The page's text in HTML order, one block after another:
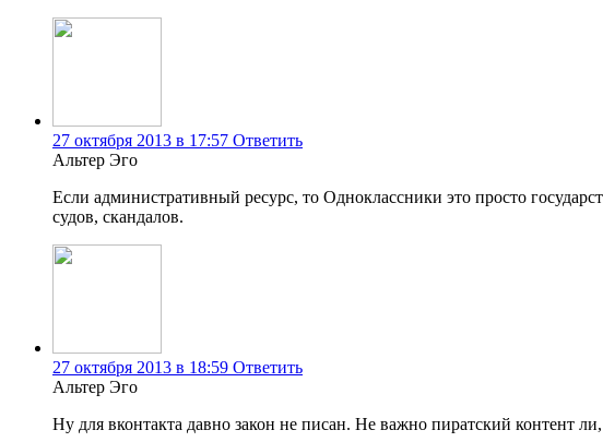
27 октября 2013 в 17:57 Ответить
Альтер Эго
Если административный ресурс, то Одноклассники это просто
судов, скандалов.
27 октября 2013 в 18:59 Ответить
Альтер Эго
Ну для вконтакта давно закон не писан. Не важно пиратский контент